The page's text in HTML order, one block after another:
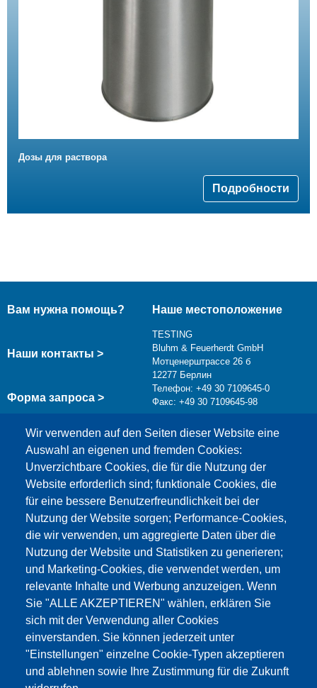
Дозы для раствора
Подробности
Wir verwenden auf den Seiten dieser Website eine
Auswahl an eigenen und fremden Cookies:
Unverzichtbare Cookies, die für die Nutzung der
Website erforderlich sind; funktionale Cookies, die
für eine bessere Benutzerfreundlichkeit bei der
Nutzung der Website sorgen; Performance-Cookies,
die wir verwenden, um aggregierte Daten über die
Nutzung der Website und Statistiken zu generieren;
und Marketing-Cookies, die verwendet werden, um
relevante Inhalte und Werbung anzuzeigen. Wenn
Sie "ALLE AKZEPTIEREN" wählen, erklären Sie
sich mit der Verwendung aller Cookies
einverstanden. Sie können jederzeit unter
"Einstellungen" einzelne Cookie-Typen akzeptieren
und ablehnen sowie Ihre Zustimmung für die Zukunft
Вам нужна помощь?
Наши контакты >
Форма запроса >
Наше местоположение
TESTING
Bluhm & Feuerherdt GmbH
Мотценерштрассе 26 б
12277 Берлин
Телефон: +49 30 7109645-0
Факс: +49 30 7109645-98
info@testing.de
Этот материал заблокирован, потому что
файлы cookie Google Maps не были приняты.
НЕОБХОДИМО ПРИНЯТЬ ТОЛЬКО
ФАЙЛЫ COOKIE GOOGLE MAPS.
Alle Cookies akzeptieren